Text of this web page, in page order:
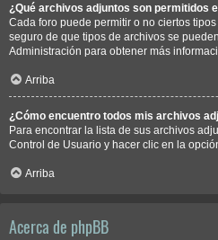
¿Qué archivos adjuntos son permitidos
Cada foro puede permitir o no ciertos
seguro de que tipos de archivos se
Administración para obtener más
Arriba
¿Cómo encuentro todos mis archivos
Para encontrar la lista de sus archivos
Control de Usuario y hacer clic en la
Arriba
Acerca de phpBB